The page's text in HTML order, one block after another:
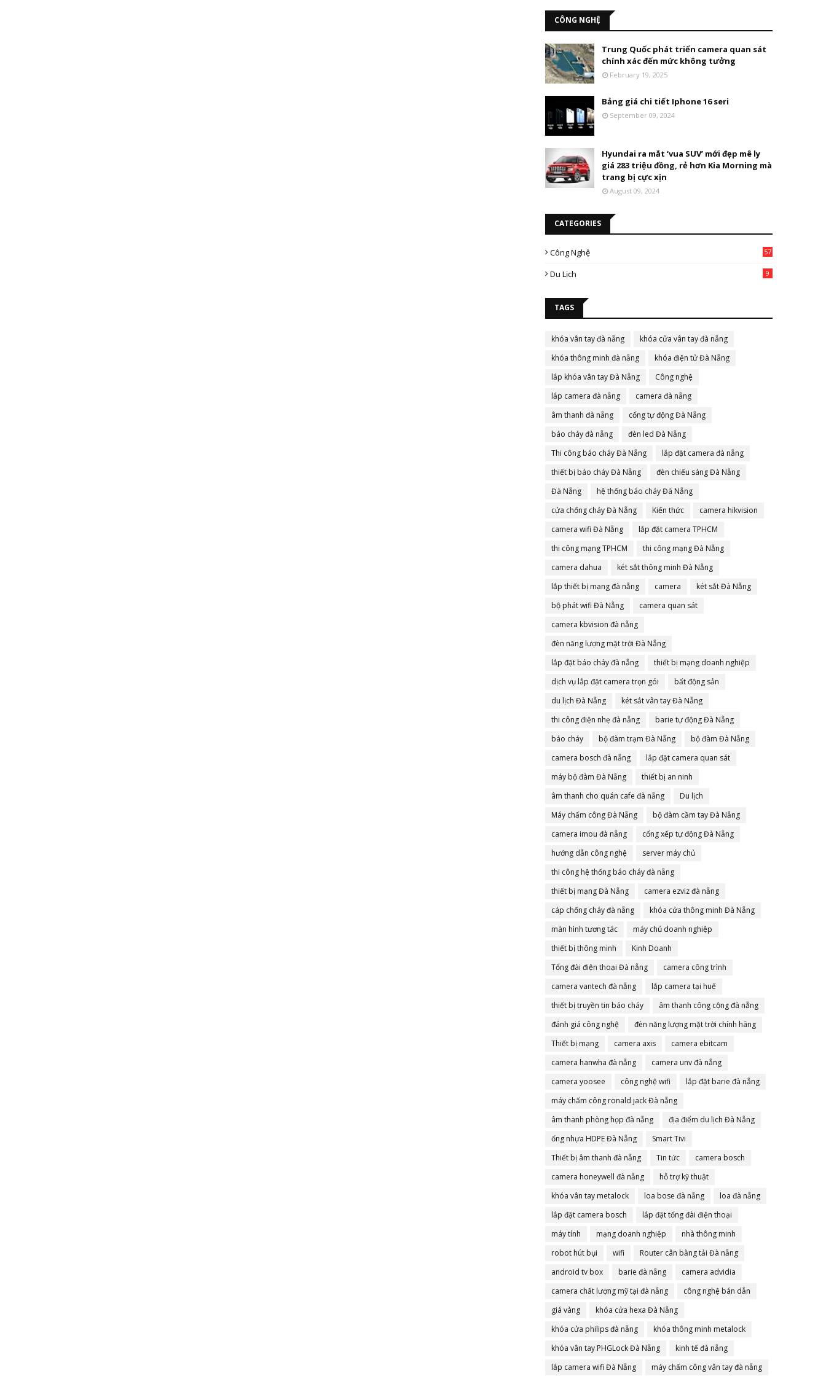
CÔNG NGHỆ
Trung Quốc phát triển camera quan sát
chính xác đến mức không tưởng
February 19, 2025
Bảng giá chi tiết Iphone 16 seri
September 09, 2024
Hyundai ra mắt ‘vua SUV’ mới đẹp mê ly
giá 283 triệu đồng, rẻ hơn Kia Morning mà
trang bị cực xịn
August 09, 2024
CATEGORIES
Công Nghệ 57
Du Lịch 9
TAGS
khóa vân tay đà nẵng
khóa cửa vân tay đà nẵng
khóa thông minh đà nẵng
khóa điện tử Đà Nẵng
lắp khóa vân tay Đà Nẵng
Công nghệ
lắp camera đà nẵng
camera đà nẵng
âm thanh đà nẵng
cổng tự động Đà Nẵng
báo cháy đà nẵng
đèn led Đà Nẵng
Thi công báo cháy Đà Nẵng
lắp đặt camera đà nẵng
thiết bị báo cháy Đà Nẵng
đèn chiếu sáng Đà Nẵng
Đà Nẵng
hệ thống báo cháy Đà Nẵng
cửa chống cháy Đà Nẵng
Kiến thức
camera hikvision
camera wifi Đà Nẵng
lắp đặt camera TPHCM
thi công mạng TPHCM
thi công mạng Đà Nẵng
camera dahua
két sắt thông minh Đà Nẵng
lắp thiết bị mạng đà nẵng
camera
két sắt Đà Nẵng
bộ phát wifi Đà Nẵng
camera quan sát
camera kbvision đà nẵng
đèn năng lượng mặt trời Đà Nẵng
lắp đặt báo cháy đà nẵng
thiết bị mạng doanh nghiệp
dịch vụ lắp đặt camera trọn gói
bất động sản
du lịch Đà Nẵng
két sắt vân tay Đà Nẵng
thi công điện nhẹ đà nẵng
barie tự động Đà Nẵng
báo cháy
bộ đàm trạm Đà Nẵng
bộ đàm Đà Nẵng
camera bosch đà nẵng
lắp đặt camera quan sát
máy bộ đàm Đà Nẵng
thiết bị an ninh
âm thanh cho quán cafe đà nẵng
Du lịch
Máy chấm công Đà Nẵng
bộ đàm cầm tay Đà Nẵng
camera imou đà nẵng
cổng xếp tự động Đà Nẵng
hướng dẫn công nghệ
server máy chủ
thi công hệ thống báo cháy đà nẵng
thiết bị mạng Đà Nẵng
camera ezviz đà nẵng
cáp chống cháy đà nẵng
khóa cửa thông minh Đà Nẵng
màn hình tương tác
máy chủ doanh nghiệp
thiết bị thông minh
Kinh Doanh
Tổng đài điện thoại Đà nẵng
camera công trình
camera vantech đà nẵng
lắp camera tại huế
thiết bị truyền tin báo cháy
âm thanh công cộng đà nẵng
đánh giá công nghệ
đèn năng lượng mặt trời chính hãng
Thiết bị mạng
camera axis
camera ebitcam
camera hanwha đà nẵng
camera unv đà nẵng
camera yoosee
công nghệ wifi
lắp đặt barie đà nẵng
máy chấm công ronald jack Đà nẵng
âm thanh phòng họp đà nẵng
địa điểm du lịch Đà Nẵng
ống nhựa HDPE Đà Nẵng
Smart Tivi
Thiết bị âm thanh đà nẵng
Tin tức
camera bosch
camera honeywell đà nẵng
hỗ trợ kỹ thuật
khóa vân tay metalock
loa bose đà nẵng
loa đà nẵng
lắp đặt camera bosch
lắp đặt tổng đài điện thoại
máy tính
mạng doanh nghiệp
nhà thông minh
robot hút bụi
wifi
Router cân bằng tải Đà nẵng
android tv box
barie đà nẵng
camera advidia
camera chất lượng mỹ tại đà nẵng
công nghệ bán dẫn
giá vàng
khóa cửa hexa Đà Nẵng
khóa cửa philips đà nẵng
khóa thông minh metalock
khóa vân tay PHGLock Đà Nẵng
kinh tế đà nẵng
lắp camera wifi Đà Nẵng
máy chấm công vân tay đà nẵng